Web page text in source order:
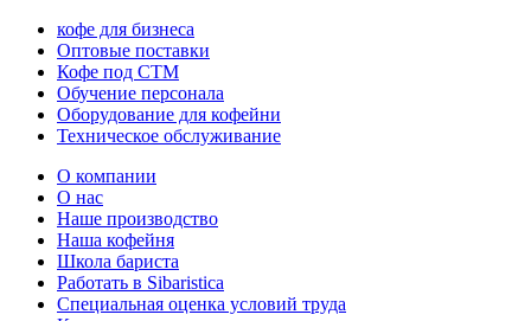
кофе для бизнеса
Оптовые поставки
Кофе под СТМ
Обучение персонала
Оборудование для кофейни
Техническое обслуживание
О компании
О нас
Наше производство
Наша кофейня
Школа бариста
Работать в Sibaristica
Специальная оценка условий труда